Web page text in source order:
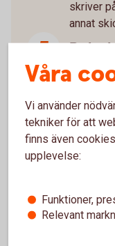
skriver
annat
Boka
Som ny
med oss
tänka på
exempel
sparande.
Glöm
Våra
Vi använder
tekniker för att
finns även
upplevelse:
Funktioner,
Relevant